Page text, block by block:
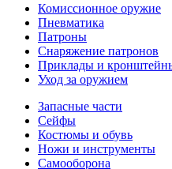
Комиссионное оружие
Пневматика
Патроны
Снаряжение патронов
Приклады и
Уход за оружием
Запасные части
Сейфы
Костюмы и обувь
Ножи и инструменты
Самооборона